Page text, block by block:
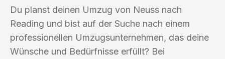
Du planst deinen Umzug von Neuss nach
Reading und bist auf der Suche nach einem
professionellen Umzugsunternehmen, das deine
Wünsche und Bedürfnisse erfüllt? Bei